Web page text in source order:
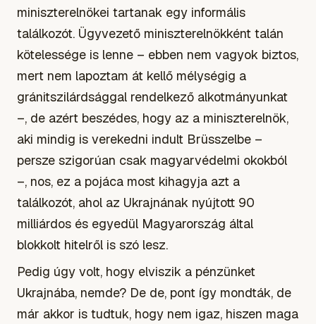
miniszterelnökei tartanak egy informális
találkozót. Ügyvezető miniszterelnökként talán
kötelessége is lenne – ebben nem vagyok biztos,
mert nem lapoztam át kellő mélységig a
gránitszilárdsággal rendelkező alkotmányunkat
–, de azért beszédes, hogy az a miniszterelnök,
aki mindig is verekedni indult Brüsszelbe –
persze szigorúan csak magyarvédelmi okokból
–, nos, ez a pojáca most kihagyja azt a
találkozót, ahol az Ukrajnának nyújtott 90
milliárdos és egyedül Magyarország által
blokkolt hitelről is szó lesz.
Pedig úgy volt, hogy elviszik a pénzünket
Ukrajnába, nemde? De de, pont így mondták, de
már akkor is tudtuk, hogy nem igaz, hiszen maga